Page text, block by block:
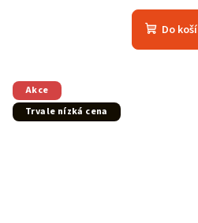
Do
Akce
Trvale nízká cena